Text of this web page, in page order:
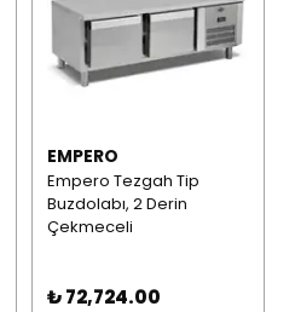
EMPERO
Empero Tezgah Tip
Buzdolabı, 2 Derin
Çekmeceli
₺ 72,724.00